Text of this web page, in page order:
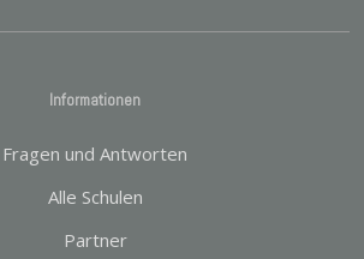
Informationen
Fragen und Antworten
Alle Schulen
Partner